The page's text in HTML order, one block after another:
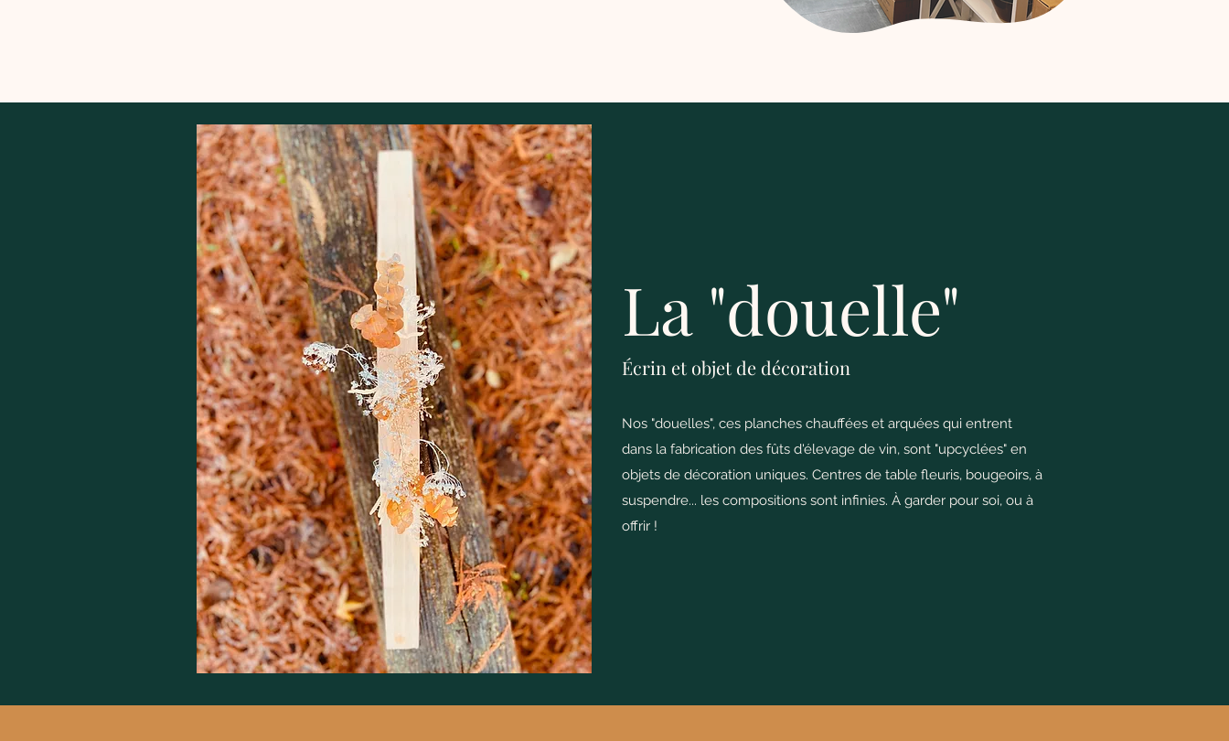
La "douelle"
Écrin et objet de décoration
Nos "douelles", ces planches chauffées et arquées qui entrent
dans la fabrication des fûts d'élevage de vin, sont "upcyclées" en
objets de décoration uniques. Centres de table fleuris, bougeoirs, à
suspendre... les compositions sont infinies. À garder pour soi, ou à
offrir !